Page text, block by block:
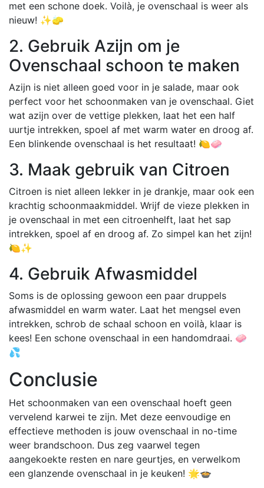
met een schone doek. Voilà, je ovenschaal is weer als
nieuw! ✨🧽
2. Gebruik Azijn om je
Ovenschaal schoon te maken
Azijn is niet alleen goed voor in je salade, maar ook
perfect voor het schoonmaken van je ovenschaal. Giet
wat azijn over de vettige plekken, laat het een half
uurtje intrekken, spoel af met warm water en droog af.
Een blinkende ovenschaal is het resultaat! 🍋🧼
3. Maak gebruik van Citroen
Citroen is niet alleen lekker in je drankje, maar ook een
krachtig schoonmaakmiddel. Wrijf de vieze plekken in
je ovenschaal in met een citroenhelft, laat het sap
intrekken, spoel af en droog af. Zo simpel kan het zijn!
🍋✨
4. Gebruik Afwasmiddel
Soms is de oplossing gewoon een paar druppels
afwasmiddel en warm water. Laat het mengsel even
intrekken, schrob de schaal schoon en voilà, klaar is
kees! Een schone ovenschaal in een handomdraai. 🧼
💦
Conclusie
Het schoonmaken van een ovenschaal hoeft geen
vervelend karwei te zijn. Met deze eenvoudige en
effectieve methoden is jouw ovenschaal in no-time
weer brandschoon. Dus zeg vaarwel tegen
aangekoekte resten en nare geurtjes, en verwelkom
een glanzende ovenschaal in je keuken! 🌟🍲